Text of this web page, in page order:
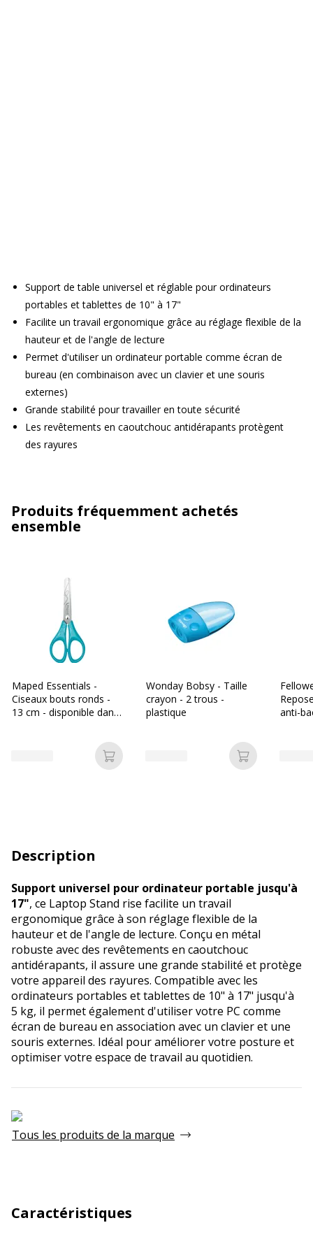
Support de table universel et réglable pour ordinateurs
portables et tablettes de 10" à 17"
Facilite un travail ergonomique grâce au réglage flexible de la
hauteur et de l'angle de lecture
Permet d'utiliser un ordinateur portable comme écran de
bureau (en combinaison avec un clavier et une souris
externes)
Grande stabilité pour travailler en toute sécurité
Les revêtements en caoutchouc antidérapants protègent
des rayures
Produits fréquemment achetés
ensemble
Maped Essentials -
Ciseaux bouts ronds -
13 cm - disponible dans
Ajouter au panier
Wonday Bobsy - Taille
crayon - 2 trous -
plastique
Ajouter au
anti-
Description
Support universel pour ordinateur portable jusqu'à
17", ce Laptop Stand rise facilite un travail
ergonomique grâce à son réglage flexible de la
hauteur et de l'angle de lecture. Conçu en métal
robuste avec des revêtements en caoutchouc
antidérapants, il assure une grande stabilité et protège
votre appareil des rayures. Compatible avec les
ordinateurs portables et tablettes de 10" à 17" jusqu'à
5 kg, il permet également d'utiliser votre PC comme
écran de bureau en association avec un clavier et une
souris externes. Idéal pour améliorer votre posture et
optimiser votre espace de travail au quotidien.
Tous les produits de la marque
Caractéristiques